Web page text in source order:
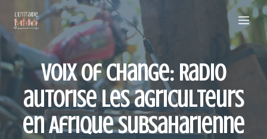
au
contenu
Voix of Change: Radio
autorise les agriculteurs
en Afrique subsaharienne